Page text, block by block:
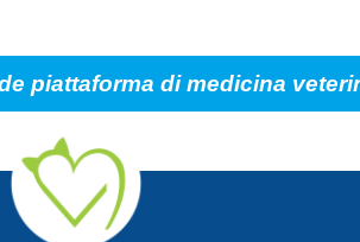
piattaforma di medicina